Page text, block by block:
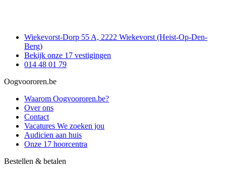
Wiekevorst-Dorp 55 A, 2222 Wiekevorst (Heist-Op-Den-
Berg)
Bekijk onze 17 vestigingen
014 48 01 79
Oogvoororen.be
Waarom Oogvoororen.be?
Over ons
Contact
Vacatures We zoeken jou
Audicien aan huis
Onze 17 hoorcentra
Bestellen & betalen